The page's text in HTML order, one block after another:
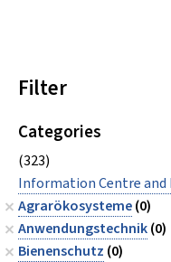
Filter
Categories
(323)
Information Centre and
Agrarökosysteme(0)
Anwendungstechnik(0)
Bienenschutz (0)